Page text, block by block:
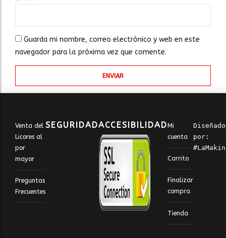
Guarda mi nombre, correo electrónico y web en este
navegador para la próxima vez que comente.
Venta del
Licores al
por
mayor
Preguntas
Frecuentes
SEGURIDADACCESIBILIDADMi
cuenta
Carrito
Finalizar
compra
Tienda
Diseñado
por: